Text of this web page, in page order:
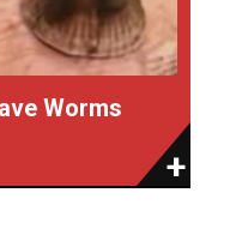
Worms